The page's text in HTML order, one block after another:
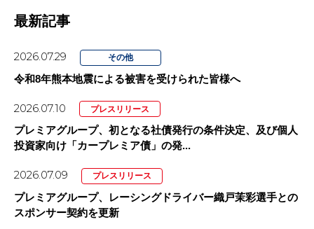
最新記事
2026.07.29 その他
令和8年熊本地震による被害を受けられた皆様へ
2026.07.10 プレスリリース
プレミアグループ、初となる社債発行の条件決定、及び個人
投資家向け「カープレミア債」の発...
2026.07.09 プレスリリース
プレミアグループ、レーシングドライバー織戸茉彩選手との
スポンサー契約を更新